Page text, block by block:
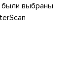
были выбраны